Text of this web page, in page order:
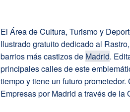
El Área de Cultura, Turismo y
Ilustrado gratuito dedicado al
barrios más castizos de Madrid.
principales calles de este
tiempo y tiene un futuro
Empresas por Madrid a través de